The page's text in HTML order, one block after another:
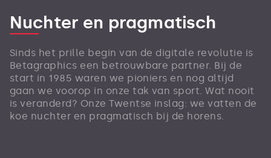
Nuchter en pragmatisch
Sinds het prille begin van de digitale revolutie is
Betagraphics een betrouwbare partner. Bij de
start in 1985 waren we pioniers en nog altijd
gaan we voorop in onze tak van sport. Wat nooit
is veranderd? Onze Twentse inslag: we vatten de
koe nuchter en pragmatisch bij de horens.